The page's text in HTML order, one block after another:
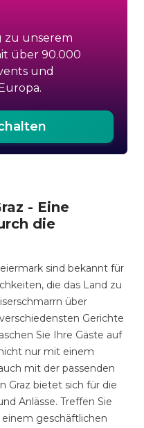
zu unserem
über 90.000
und
- Eine
die
sind bekannt für
die das Land zu
über
Gerichte
Sie Ihre Gäste auf
nur mit einem
mit der passenden
Graz bietet sich für die
Anlässe. Treffen Sie
geschäftlichen